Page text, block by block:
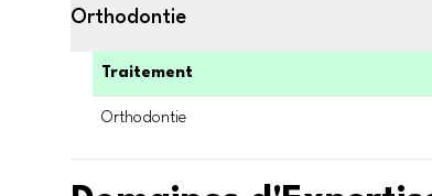
Orthodontie
Traitement
Orthodontie